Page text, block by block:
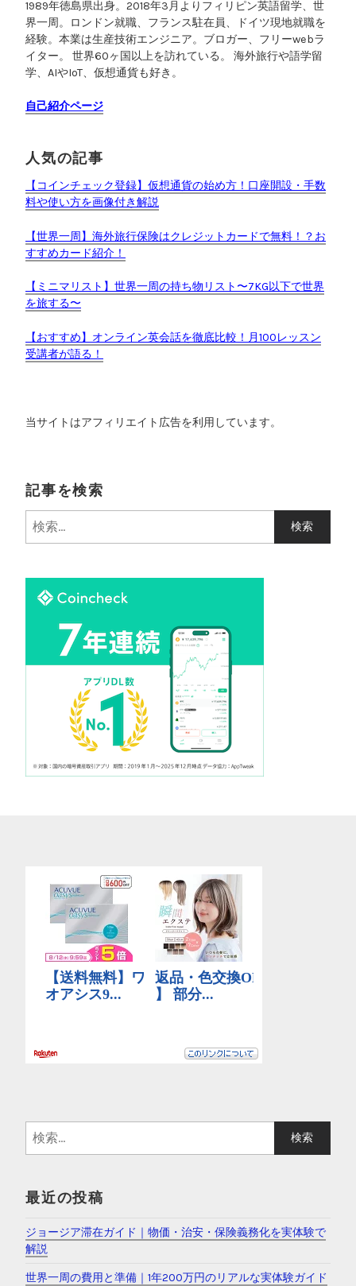
ビ
ュ
ー
”
1989年徳島県出身。2018年3月よりフィリピン英語留学、世
界一周。ロンドン就職、フランス駐在員、ドイツ現地就職を
経験。本業は生産技術エンジニア。ブロガー、フリーwebラ
イター。 世界60ヶ国以上を訪れている。 海外旅行や語学留
学、AIやIoT、仮想通貨も好き。
自己紹介ページ
人気の記事
【コインチェック登録】仮想通貨の始め方！口座開設・手数
料や使い方を画像付き解説
【世界一周】海外旅行保険はクレジットカードで無料！？お
すすめカード紹介！
【ミニマリスト】世界一周の持ち物リスト〜7KG以下で世界
を旅する〜
【おすすめ】オンライン英会話を徹底比較！月100レッスン
受講者が語る！
当サイトはアフィリエイト広告を利用しています。
記事を検索
検
索
検
索
最近の投稿
ジョージア滞在ガイド｜物価・治安・保険義務化を実体験で
解説
世界一周の費用と準備｜1年200万円のリアルな実体験ガイド